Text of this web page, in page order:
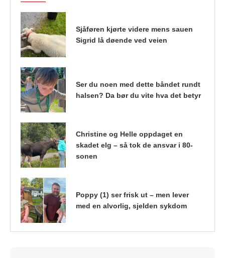
Sjåføren kjørte videre mens sauen
Sigrid lå døende ved veien
Ser du noen med dette båndet rundt
halsen? Da bør du vite hva det betyr
Christine og Helle oppdaget en
skadet elg – så tok de ansvar i 80-
sonen
Poppy (1) ser frisk ut – men lever
med en alvorlig, sjelden sykdom